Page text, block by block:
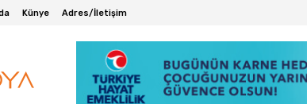
Künye Adres/İletişim